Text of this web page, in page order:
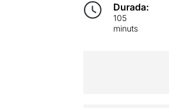
Durada:
105
minuts